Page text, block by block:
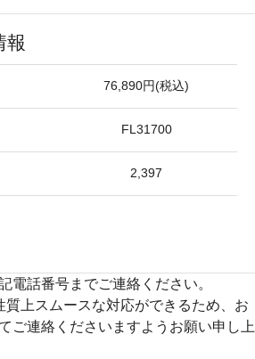
報
76,890円(税込)
FL31700
2,397
電話番号までご連絡ください。
質上スムースな対応ができるため、お
ご連絡くださいますようお願い申し上